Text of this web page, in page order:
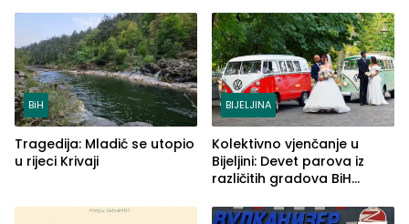
BiH
Tragedija: Mladić se utopio
u rijeci Krivaji
BIJELJINA
Kolektivno vjenčanje u
Bijeljini: Devet parova iz
različitih gradova BiH